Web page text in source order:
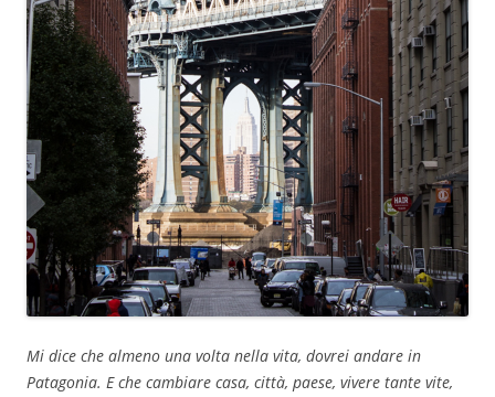
Mi dice che almeno una volta nella vita, dovrei andare in
Patagonia. E che cambiare casa, città, paese, vivere tante vite,